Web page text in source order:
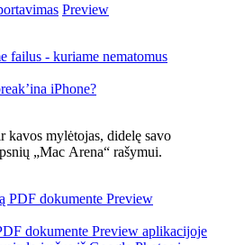
Preview
failus - kuriame nematomus
iPhone?
kavos mylėtojas, didelę savo
„Mac Arena“ rašymui.
dokumente Preview aplikacijoje